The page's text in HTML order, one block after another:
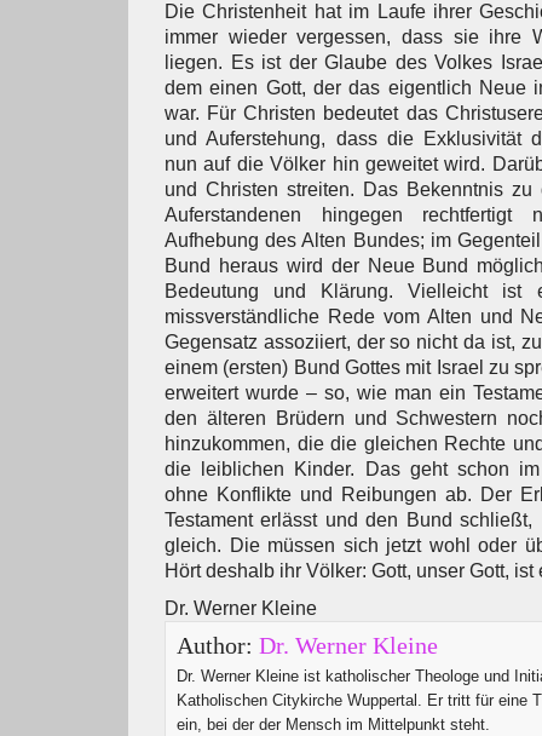
Die Christenheit hat im Laufe ihrer
immer wieder vergessen, dass sie ihre
liegen. Es ist der Glaube des Volkes
dem einen Gott, der das eigentlich Neue
war. Für Christen bedeutet das
und Auferstehung, dass die Exklusivität
nun auf die Völker hin geweitet wird.
und Christen streiten. Das Bekenntnis zu
Auferstandenen hingegen
Aufhebung des Alten Bundes; im
Bund heraus wird der Neue Bund
Bedeutung und Klärung. Vielleicht
missverständliche Rede vom Alten und
Gegensatz assoziiert, der so nicht da ist,
einem (ersten) Bund Gottes mit Israel zu
erweitert wurde – so, wie man ein
den älteren Brüdern und Schwestern
hinzukommen, die die gleichen Rechte
die leiblichen Kinder. Das geht schon
ohne Konflikte und Reibungen ab. Der
Testament erlässt und den Bund
gleich. Die müssen sich jetzt wohl oder
Hört deshalb ihr Völker: Gott, unser Gott, ist
Dr. Werner Kleine
Author:Dr. Werner Kleine
Dr. Werner Kleine ist katholischer Theologe und
Katholischen Citykirche Wuppertal. Er tritt für eine
ein, bei der der Mensch im Mittelpunkt steht.